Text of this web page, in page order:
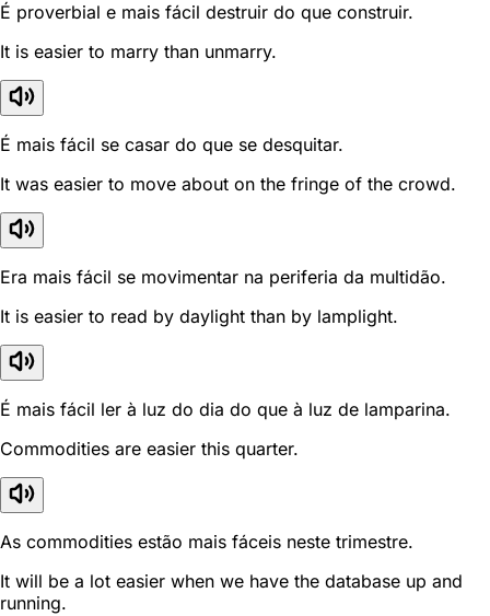
É proverbial e mais fácil destruir do que construir.
It is easier to marry than unmarry.
É mais fácil se casar do que se desquitar.
It was easier to move about on the fringe of the crowd.
Era mais fácil se movimentar na periferia da multidão.
It is easier to read by daylight than by lamplight.
É mais fácil ler à luz do dia do que à luz de lamparina.
Commodities are easier this quarter.
As commodities estão mais fáceis neste trimestre.
It will be a lot easier when we have the database up and
running.